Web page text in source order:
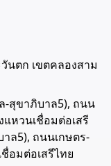
นตก เขตคลองสาม
-สุขาภิบาล5), ถนน
หวนเชื่อมต่อเสรี
ล5), ถนนเกษตร-
อมต่อเสรีไทย